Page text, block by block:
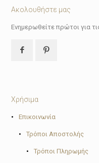
Ακολουθήστε μας
Ενημερωθείτε πρώτοι για
Χρήσιμα
• Επικοινωνία
• Τρόποι Αποστολής
• Τρόποι Πληρωμής